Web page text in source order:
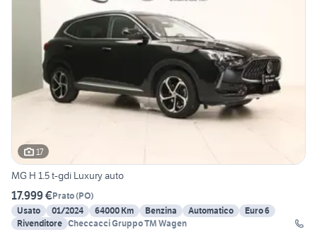
17
MG H 1.5 t-gdi Luxury auto
17.999 €Prato(PO)
Usato
01/2024 64000 Km Benzina Automatico
Euro 6
Rivenditore Checcacci Gruppo TM Wagen